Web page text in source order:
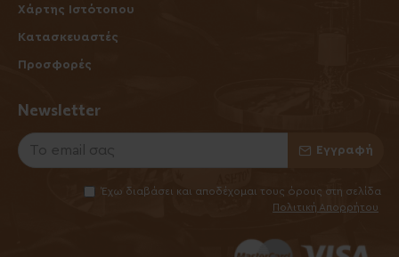
Χάρτης Ιστότοπου
Κατασκευαστές
Προσφορές
Newsletter
Εγγραφή
Έχω διαβάσει και αποδέχομαι τους όρους στη σελίδα
Πολιτική Απορρήτου